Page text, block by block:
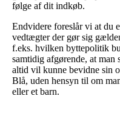
følge af dit indkøb.
Endvidere foreslår vi at du
vedtægter der gør sig
f.eks. hvilken byttepolitik
samtidig afgørende, at man
altid vil kunne bevidne sin
Blå, uden hensyn til om
eller et barn.